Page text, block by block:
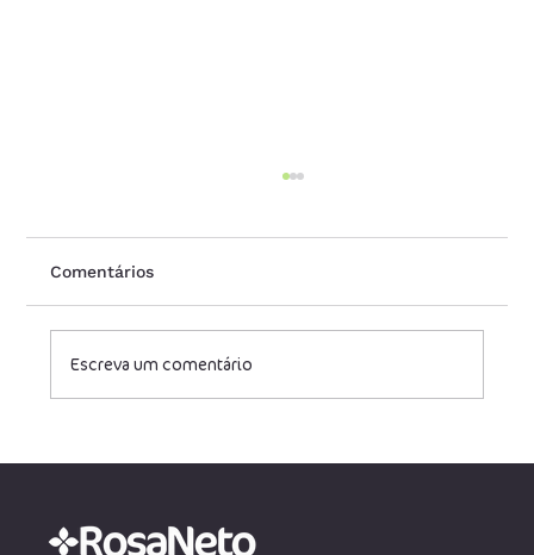
Comentários
Escreva um comentário